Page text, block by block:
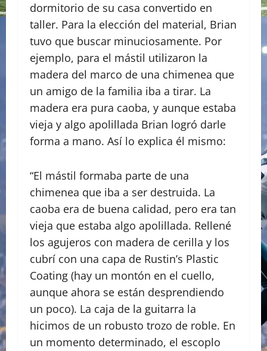
dormitorio de su casa convertido en
taller. Para la elección del material, Brian
tuvo que buscar minuciosamente. Por
ejemplo, para el mástil utilizaron la
madera del marco de una chimenea que
un amigo de la familia iba a tirar. La
madera era pura caoba, y aunque estaba
vieja y algo apolillada Brian logró darle
forma a mano. Así lo explica él mismo:
“El mástil formaba parte de una
chimenea que iba a ser destruida. La
caoba era de buena calidad, pero era tan
vieja que estaba algo apolillada. Rellené
los agujeros con madera de cerilla y los
cubrí con una capa de Rustin’s Plastic
Coating (hay un montón en el cuello,
aunque ahora se están desprendiendo
un poco). La caja de la guitarra la
hicimos de un robusto trozo de roble. En
un momento determinado, el escoplo